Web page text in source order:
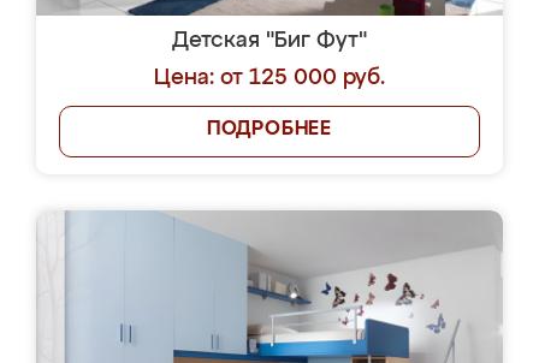
Детская "Биг Фут"
Цена: от 125 000 руб.
ПОДРОБНЕЕ